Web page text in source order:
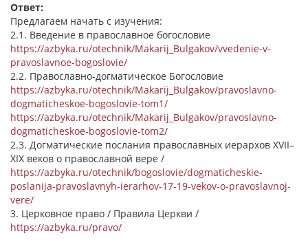
Ответ:
Предлагаем начать с изучения:
2.1. Введение в православное богословие
https://azbyka.ru/otechnik/Makarij_Bulgakov/vvedenie-v-
pravoslavnoe-bogoslovie/
2.2. Православно-догматическое Богословие
https://azbyka.ru/otechnik/Makarij_Bulgakov/pravoslavno-
dogmaticheskoe-bogoslovie-tom1/
https://azbyka.ru/otechnik/Makarij_Bulgakov/pravoslavno-
dogmaticheskoe-bogoslovie-tom2/
2.3. Догматические послания православных иерархов XVII–
XIX веков о православной вере /
https://azbyka.ru/otechnik/bogoslovie/dogmaticheskie-
poslanija-pravoslavnyh-ierarhov-17-19-vekov-o-pravoslavnoj-
vere/
3. Церковное право / Правила Церкви /
https://azbyka.ru/pravo/